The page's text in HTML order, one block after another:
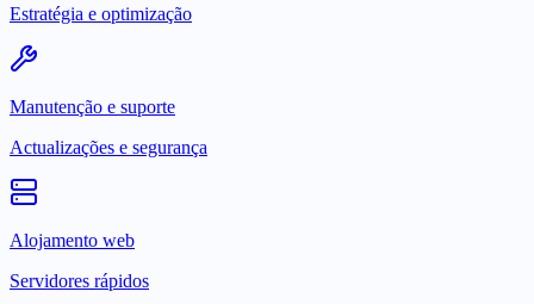
Estratégia e optimização
Manutenção e suporte
Actualizações e segurança
Alojamento web
Servidores rápidos